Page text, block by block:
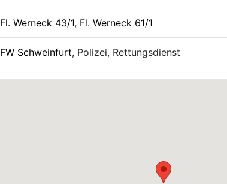
Fl. Werneck 43/1, Fl. Werneck 61/1
FW Schweinfurt, Polizei, Rettungsdienst